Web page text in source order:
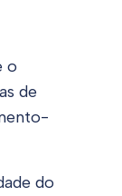
o
de
do